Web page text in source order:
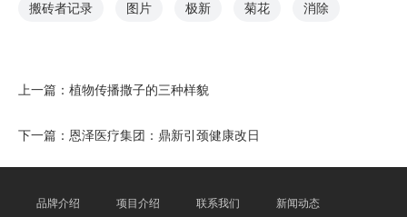
搬砖者记录 图片 极新 菊花 消除
上一篇： 植物传播撒子的三种样貌
下一篇： 恩泽医疗集团：鼎新引颈健康改日
品牌介绍 项目介绍 联系我们 新闻动态